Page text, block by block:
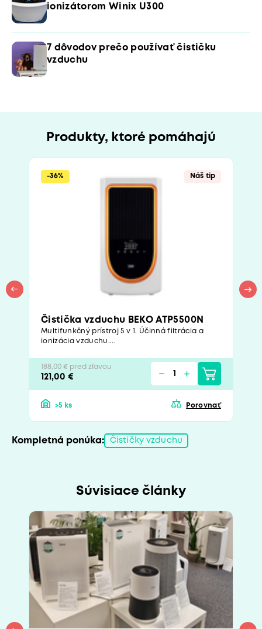
ionizátorom Winix U300
7 dôvodov prečo používať čističku
vzduchu
Produkty, ktoré pomáhajú
-36% Náš tip
Čistička vzduchu BEKO ATP5500N
Multifunkčný prístroj 5 v 1. Účinná filtrácia a
ionizácia vzduchu....
188,00 € pred zľavou
121,00 €
>5 ks Porovnať
Kompletná ponúka: Čističky vzduchu
Súvisiace články